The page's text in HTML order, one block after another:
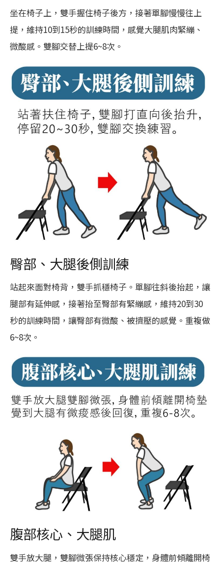
坐在椅子上，雙手握住椅子後方，接著單腳慢慢往上
提，維持10到15秒的訓練時間，感覺大腿肌肉緊繃、
微酸感。雙腳交替上提6~8次。
臀部、大腿後側訓練
站起來面對椅背，雙手抓穩椅子。單腳往斜後抬起，讓
腿部有延伸感，接著抬至臀部有緊繃感，維持20到30
秒的訓練時間，讓臀部有微酸、被擠壓的感覺。重複做
6~8次。
腹部核心、大腿肌
雙手放大腿，雙腳微張保持核心穩定，身體前傾離開椅